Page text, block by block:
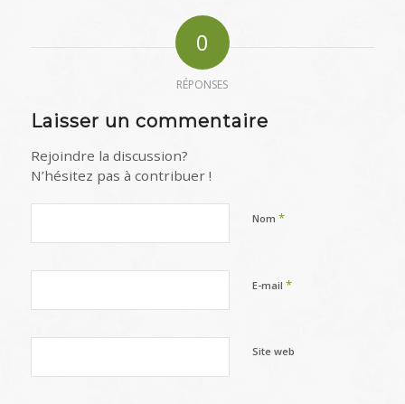
0
RÉPONSES
Laisser un commentaire
Rejoindre la discussion?
N’hésitez pas à contribuer !
Nom *
E-mail *
Site web